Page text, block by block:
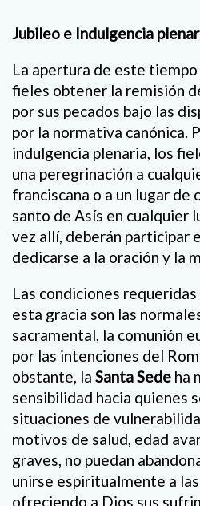
Jubileo e Indulgencia
La apertura de este
fieles obtener la remisión
por sus pecados bajo las
por la normativa canónica.
indulgencia plenaria, los
una peregrinación a
franciscana o a un lugar de
santo de Asís en cualquier
vez allí, deberán participar
dedicarse a la oración y la
Las condiciones
esta gracia son las
sacramental, la comunión
por las intenciones del
obstante, la Santa Sede ha
sensibilidad hacia quienes
situaciones de
motivos de salud, edad
graves, no puedan
unirse espiritualmente a
ofreciendo a Dios sus